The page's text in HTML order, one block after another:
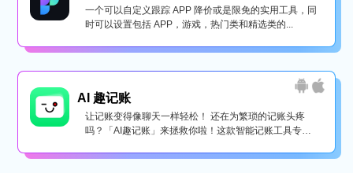
一个可以自定义跟踪 APP 降价或是限免的实用工具，同
时可以设置包括 APP，游戏，热门类和精选类的...
AI 趣记账
让记账变得像聊天一样轻松！ 还在为繁琐的记账头疼
吗？「AI趣记账」来拯救你啦！这款智能记账工具专为